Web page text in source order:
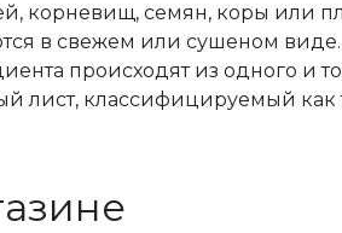
корневищ, семян, коры или
в свежем или сушеном
происходят из одного и
лист, классифицируемый как